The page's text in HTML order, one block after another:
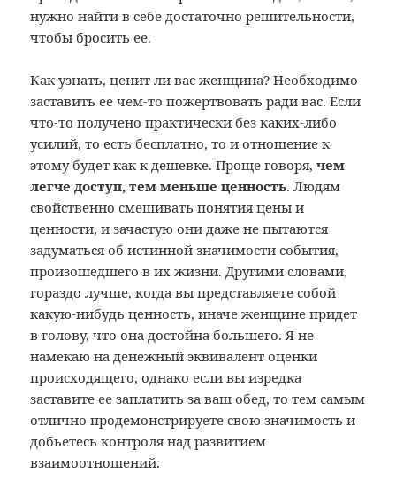
нужно найти в себе достаточно решительности,
чтобы бросить ее.
Как узнать, ценит ли вас женщина? Необходимо
заставить ее чем-то пожертвовать ради вас. Если
что-то получено практически без каких-либо
усилий, то есть бесплатно, то и отношение к
этому будет как к дешевке. Проще говоря,чем
легче доступ, тем меньше ценность. Людям
свойственно смешивать понятия цены и
ценности, и зачастую они даже не пытаются
задуматься об истинной значимости события,
произошедшего в их жизни. Другими словами,
гораздо лучше, когда вы представляете собой
какую-нибудь ценность, иначе женщине придет
в голову, что она достойна большего. Я не
намекаю на денежный эквивалент оценки
происходящего, однако если вы изредка
заставите ее заплатить за ваш обед, то тем самым
отлично продемонстрируете свою значимость и
добьетесь контроля над развитием
взаимоотношений.